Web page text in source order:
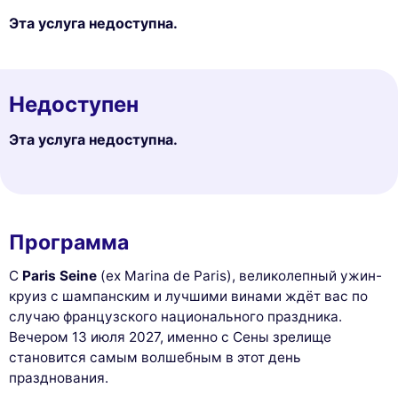
Эта услуга недоступна.
Недоступен
Эта услуга недоступна.
Программа
С Paris Seine (ex Marina de Paris), великолепный ужин-
круиз с шампанским и лучшими винами ждёт вас по
случаю французского национального праздника.
Вечером 13 июля 2027, именно с Сены зрелище
становится самым волшебным в этот день
празднования.